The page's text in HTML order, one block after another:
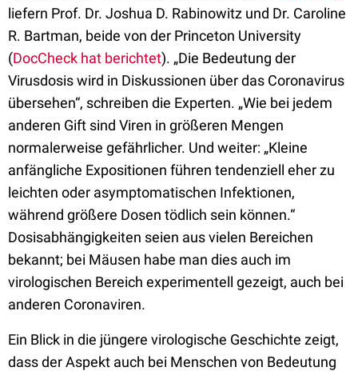
liefern Prof. Dr. Joshua D. Rabinowitz und Dr. Caroline
R. Bartman, beide von der Princeton University
(DocCheck hat berichtet). „Die Bedeutung der
Virusdosis wird in Diskussionen über das Coronavirus
übersehen“, schreiben die Experten. „Wie bei jedem
anderen Gift sind Viren in größeren Mengen
normalerweise gefährlicher. Und weiter: „Kleine
anfängliche Expositionen führen tendenziell eher zu
leichten oder asymptomatischen Infektionen,
während größere Dosen tödlich sein können.“
Dosisabhängigkeiten seien aus vielen Bereichen
bekannt; bei Mäusen habe man dies auch im
virologischen Bereich experimentell gezeigt, auch bei
anderen Coronaviren.
Ein Blick in die jüngere virologische Geschichte zeigt,
dass der Aspekt auch bei Menschen von Bedeutung